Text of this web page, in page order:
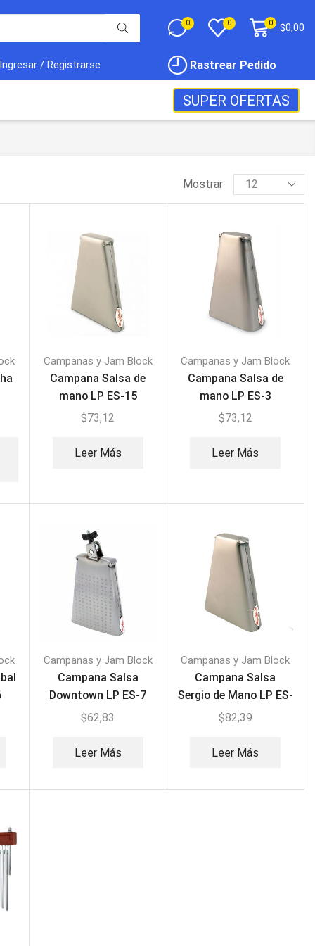
0 0 0 $0,00
Ingresar / Registrarse Rastrear Pedido
SUPER OFERTAS
Mostrar
Campanas y Jam Block
Campana Salsa de
mano LP ES-15
$73,12
Leer Más
Campanas y Jam Block
Campana Salsa de
mano LP ES-3
$73,12
Leer Más
Campanas y Jam Block
Campana Salsa
Downtown LP ES-7
$62,83
Leer Más
Campanas y Jam Block
Campana Salsa
Sergio de Mano LP ES-
9
$82,39
Leer Más